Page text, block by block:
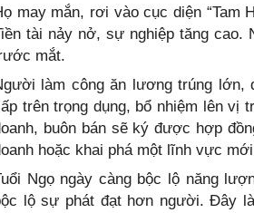
may mắn, rơi vào cục diện “Tam
tài nảy nở, sự nghiệp tăng cao.
mắt.
làm công ăn lương trúng
trên trọng dụng, bổ nhiệm lên vị
buôn bán sẽ ký được hợp
hoặc khai phá một lĩnh vực
Ngọ ngày càng bộc lộ năng
lộ sự phát đạt hơn người. Đây